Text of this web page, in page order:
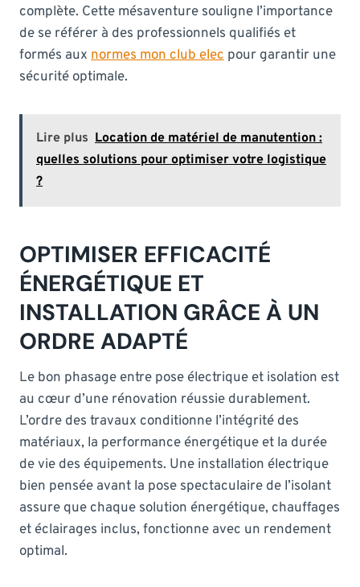
complète. Cette mésaventure souligne l’importance
de se référer à des professionnels qualifiés et
formés aux normes mon club elec pour garantir une
sécurité optimale.
Lire plus Location de matériel de manutention :
quelles solutions pour optimiser votre logistique
?
OPTIMISER EFFICACITÉ
ÉNERGÉTIQUE ET
INSTALLATION GRÂCE À UN
ORDRE ADAPTÉ
Le bon phasage entre pose électrique et isolation est
au cœur d’une rénovation réussie durablement.
L’ordre des travaux conditionne l’intégrité des
matériaux, la performance énergétique et la durée
de vie des équipements. Une installation électrique
bien pensée avant la pose spectaculaire de l’isolant
assure que chaque solution énergétique, chauffages
et éclairages inclus, fonctionne avec un rendement
optimal.